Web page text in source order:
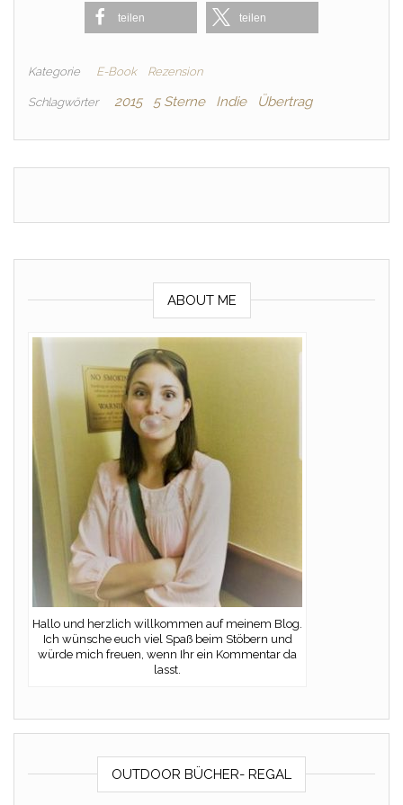
teilen teilen
Kategorie E-Book Rezension
Schlagwörter 2015 5 Sterne Indie Übertrag
ABOUT ME
Hallo und herzlich willkommen auf meinem Blog.
Ich wünsche euch viel Spaß beim Stöbern und
würde mich freuen, wenn Ihr ein Kommentar da
lasst.
OUTDOOR BÜCHER- REGAL